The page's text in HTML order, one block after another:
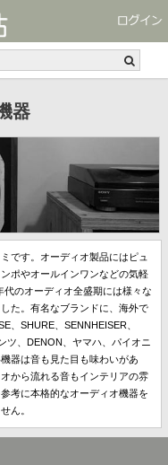
器
です。オーディオ製品にはピュ
ポやオールインワンなどの気軽
のオーディオ全盛期には様々な
た。有名なブランドに、海外で
、SHURE、SENNHEISER、
ツ、DENON、ヤマハ、パイオニ
器は音も見た目も味わいがあ
から流れる音もインテリアの雰
考に本格的なオーディオ機器を
ん。